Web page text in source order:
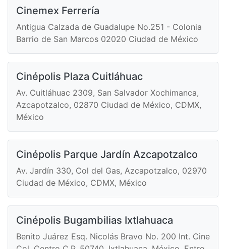
Cinemex Ferrería
Antigua Calzada de Guadalupe No.251 - Colonia
Barrio de San Marcos 02020 Ciudad de México
Cinépolis Plaza Cuitláhuac
Av. Cuitláhuac 2309, San Salvador Xochimanca,
Azcapotzalco, 02870 Ciudad de México, CDMX,
México
Cinépolis Parque Jardín Azcapotzalco
Av. Jardín 330, Col del Gas, Azcapotzalco, 02970
Ciudad de México, CDMX, México
Cinépolis Bugambilias Ixtlahuaca
Benito Juárez Esq. Nicolás Bravo No. 200 Int. Cine